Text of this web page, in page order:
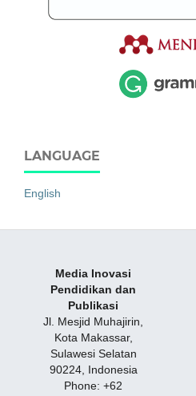
LANGUAGE
English
Media Inovasi
Pendidikan dan
Publikasi
Jl. Mesjid Muhajirin,
Kota Makassar,
Sulawesi Selatan
90224, Indonesia
Phone: +62